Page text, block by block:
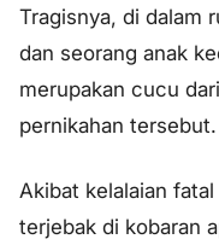
Tragisnya, di dalam
dan seorang anak
merupakan cucu
pernikahan tersebut.
Akibat kelalaian
terjebak di kobaran